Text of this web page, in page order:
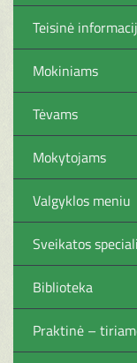
Teisinė
Mokiniams
Tėvams
Mokytojams
Valgyklos meniu
Sveikatos
Biblioteka
Praktinė –